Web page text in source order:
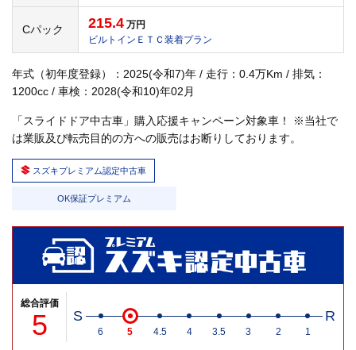
Cパック 215.4 万円
ビルトインＥＴＣ装着プラン
年式（初年度登録）：2025(令和7)年 / 走行：0.4万Km / 排気：
1200cc / 車検：2028(令和10)年02月
「スライドドア中古車」購入応援キャンペーン対象車！ ※当社で
は業販及び転売目的の方への販売はお断りしております。
スズキプレミアム認定中古車
OK保証プレミアム
総合評価
5 S R
6 5 4.5 4 3.5 3 2 1